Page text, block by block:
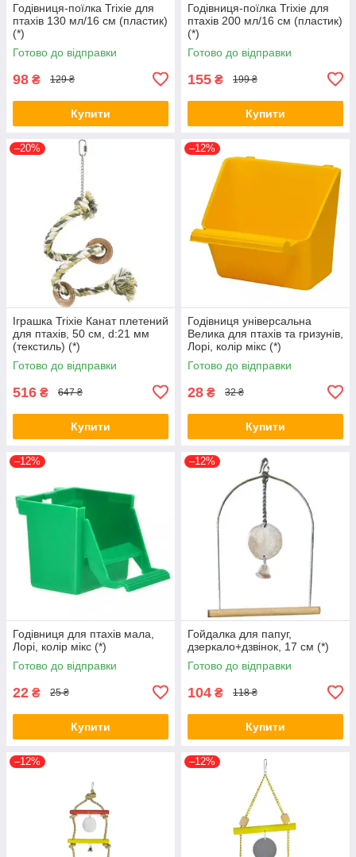
Годівниця-поїлка Trixie для
птахів 130 мл/16 см (пластик)
(*)
Готово до відправки
98 ₴ 129 ₴
Купити
Годівниця-поїлка Trixie для
птахів 200 мл/16 см (пластик)
(*)
Готово до відправки
155 ₴ 199 ₴
Купити
–20%
Іграшка Trixie Канат плетений
для птахів, 50 см, d:21 мм
(текстиль) (*)
Готово до відправки
516 ₴ 647 ₴
Купити
–12%
Годівниця універсальна
Велика для птахів та гризунів,
Лорі, колір мікс (*)
Готово до відправки
28 ₴ 32 ₴
Купити
–12%
Годівниця для птахів мала,
Лорі, колір мікс (*)
Готово до відправки
22 ₴ 25 ₴
Купити
–12%
Гойдалка для папуг,
дзеркало+дзвінок, 17 см (*)
Готово до відправки
104 ₴ 118 ₴
Купити
–12% –12%